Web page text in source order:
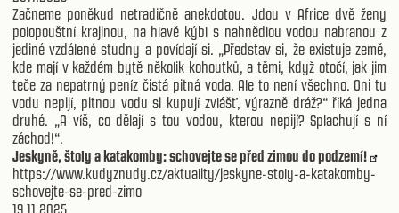
Začneme poněkud netradičně anekdotou. Jdou v Africe dvě ženy
polopouštní krajinou, na hlavě kýbl s nahnědlou vodou nabranou z
jediné vzdálené studny a povídají si. „Představ si, že existuje země,
kde mají v každém bytě několik kohoutků, a těmi, když otočí, jak jim
teče za nepatrný peníz čistá pitná voda. Ale to není všechno. Oni tu
vodu nepijí, pitnou vodu si kupují zvlášť, výrazně dráž?“ říká jedna
druhé. „A víš, co dělají s tou vodou, kterou nepijí? Splachují s ní
záchod!“.
Jeskyně, štoly a katakomby: schovejte se před zimou do podzemí!
https://www.kudyznudy.cz/aktuality/jeskyne-stoly-a-katakomby-
schovejte-se-pred-zimo
19.11.2025